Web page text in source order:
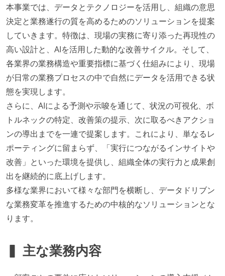
本事業では、データとテクノロジーを活用し、組織の意思
決定と業務遂行の質を高めるためのソリューションを提案
していきます。特徴は、現場の実務に寄り添った再現性の
高い設計と、AIを活用した動的な改善サイクル。そして、
各業界の業務構造や重要指標に基づく仕組みにより、現場
が日常の業務プロセスの中で自然にデータを活用できる状
態を実現します。
さらに、AIによる予測や示唆を通じて、状況の可視化、ボ
トルネックの特定、改善策の提示、次に取るべきアクショ
ンの導出までを一連で提案します。これにより、単なるレ
ポーティングに留まらず、「実行につながるインサイトや
改善」といった環境を提供し、組織全体の実行力と成果創
出を継続的に底上げします。
多様な業界において様々な部門を横断し、データドリブン
な業務変革を推進するための中核的なソリューションとな
ります。
▍ 主な業務内容